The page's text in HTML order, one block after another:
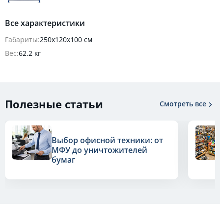
Все характеристики
Габариты:250х120х100 см
Вес:62.2 кг
Полезные статьи Смотреть все
Выбор офисной техники: от
МФУ до уничтожителей
бумаг